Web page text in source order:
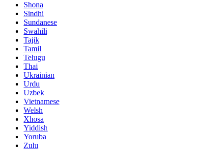
Shona
Sindhi
Sundanese
Swahili
Tajik
Tamil
Telugu
Thai
Ukrainian
Urdu
Uzbek
Vietnamese
Welsh
Xhosa
Yiddish
Yoruba
Zulu